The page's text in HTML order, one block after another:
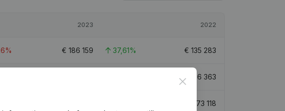
2023 2022
€ 186 159 37,61% € 135 283
€ 196 363
173 118
Close